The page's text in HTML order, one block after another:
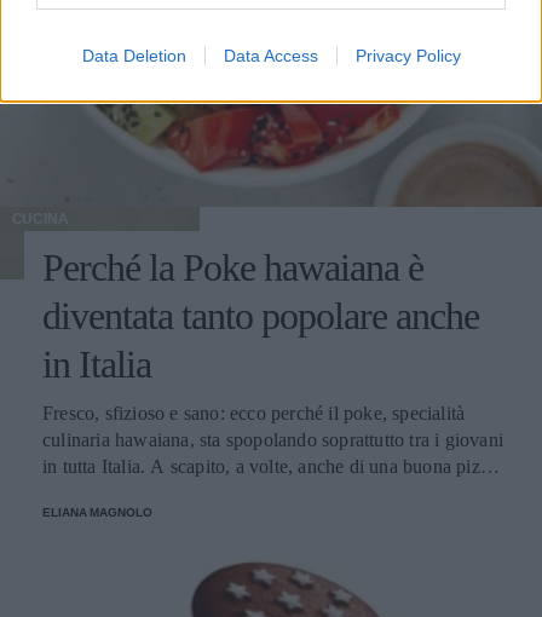
Data Deletion Data Access Privacy Policy
CUCINA
Perché la Poke hawaiana è
diventata tanto popolare anche
in Italia
Fresco, sfizioso e sano: ecco perché il poke, specialità
culinaria hawaiana, sta spopolando soprattutto tra i giovani
in tutta Italia. A scapito, a volte, anche di una buona pizza.
ELIANA MAGNOLO